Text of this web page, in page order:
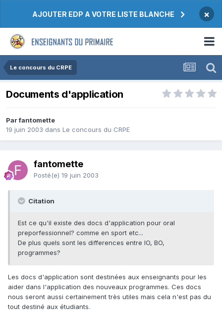
AJOUTER EDP A VOTRE LISTE BLANCHE ×
Le concours du CRPE
Documents d'application
Par fantomette
19 juin 2003 dans Le concours du CRPE
fantomette
Posté(e) 19 juin 2003
Citation
Est ce qu'il existe des docs d'application pour oral
preporfessionnel? comme en sport etc...
De plus quels sont les differences entre IO, BO,
programmes?
Les docs d'application sont destinées aux enseignants pour les
aider dans l'application des nouveaux programmes. Ces docs
nous seront aussi certainement très utiles mais cela n'est pas du
tout destiné aux étudiants.